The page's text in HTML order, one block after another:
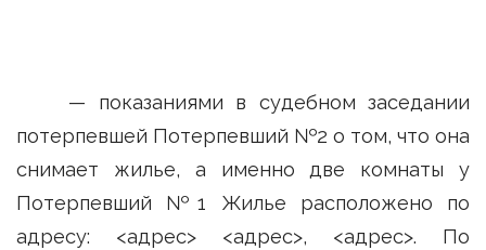
— показаниями в судебном заседании
потерпевшей Потерпевший №2 о том, что она
снимает жилье, а именно две комнаты у
Потерпевший №1 Жилье расположено по
адресу: <адрес> <адрес>, <адрес>. По